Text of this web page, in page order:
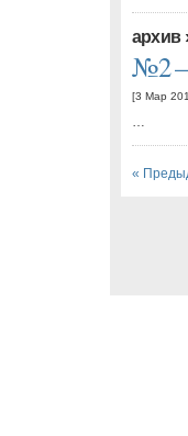
архив
№2
[3 Мар
…
«